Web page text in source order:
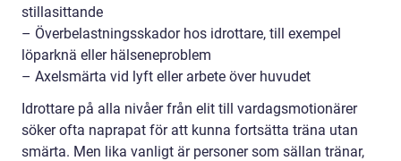
stillasittande
– Överbelastningsskador hos idrottare, till exempel
löparknä eller hälseneproblem
– Axelsmärta vid lyft eller arbete över huvudet
Idrottare på alla nivåer från elit till vardagsmotionärer
söker ofta naprapat för att kunna fortsätta träna utan
smärta. Men lika vanligt är personer som sällan tränar,